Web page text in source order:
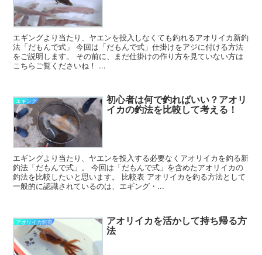
エギングより当たり、ヤエンを投入しなくても釣れるアオリイカ新釣
法「だもんで式」 今回は「だもんで式」仕掛けをアジに付ける方法
をご説明します。 その前に、まだ仕掛けの作り方を見ていない方は
こちらご覧くださいね！ ...
エギング
初心者は何で釣ればいい？アオリ
イカの釣法を比較して考える！
エギングより当たり、ヤエンを投入する必要なくアオリイカを釣る新
釣法「だもんで式」。 今回は「だもんで式」を含めたアオリイカの
釣法を比較したいと思います。 比較表 アオリイカを釣る方法として
一般的に認識されているのは、エギング・...
アオリイカ飼育
アオリイカを活かして持ち帰る方
法